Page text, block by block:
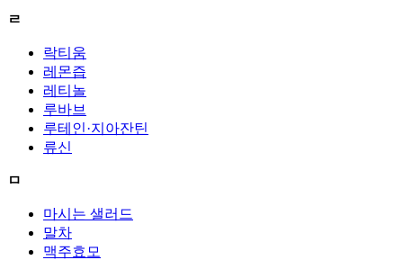
ㄹ
락티움
레몬즙
레티놀
루바브
루테인·지아잔틴
류신
ㅁ
마시는 샐러드
말차
맥주효모